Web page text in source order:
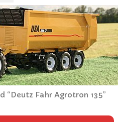
“Deutz Fahr Agrotron 135”